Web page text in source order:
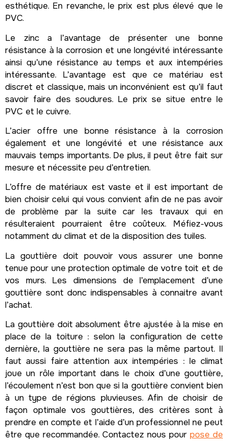
esthétique. En revanche, le prix est plus élevé que le
PVC.
Le zinc a l’avantage de présenter une bonne
résistance à la corrosion et une longévité intéressante
ainsi qu’une résistance au temps et aux intempéries
intéressante. L’avantage est que ce matériau est
discret et classique, mais un inconvénient est qu’il faut
savoir faire des soudures. Le prix se situe entre le
PVC et le cuivre.
L’acier offre une bonne résistance à la corrosion
également et une longévité et une résistance aux
mauvais temps importants. De plus, il peut être fait sur
mesure et nécessite peu d’entretien.
L’offre de matériaux est vaste et il est important de
bien choisir celui qui vous convient afin de ne pas avoir
de problème par la suite car les travaux qui en
résulteraient pourraient être coûteux. Méfiez-vous
notamment du climat et de la disposition des tuiles.
La gouttière doit pouvoir vous assurer une bonne
tenue pour une protection optimale de votre toit et de
vos murs. Les dimensions de l’emplacement d’une
gouttière sont donc indispensables à connaitre avant
l’achat.
La gouttière doit absolument être ajustée à la mise en
place de la toiture : selon la configuration de cette
dernière, la gouttière ne sera pas la même partout. Il
faut aussi faire attention aux intempéries : le climat
joue un rôle important dans le choix d’une gouttière,
l’écoulement n’est bon que si la gouttière convient bien
à un type de régions pluvieuses. Afin de choisir de
façon optimale vos gouttières, des critères sont à
prendre en compte et l’aide d’un professionnel ne peut
être que recommandée. Contactez nous pour pose de